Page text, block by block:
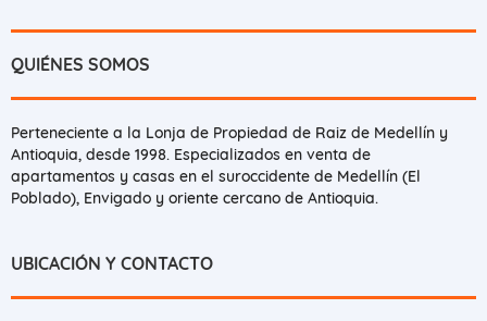
QUIÉNES SOMOS
Perteneciente a la Lonja de Propiedad de Raiz de Medellín y
Antioquia, desde 1998. Especializados en venta de
apartamentos y casas en el suroccidente de Medellín (El
Poblado), Envigado y oriente cercano de Antioquia.
UBICACIÓN Y CONTACTO